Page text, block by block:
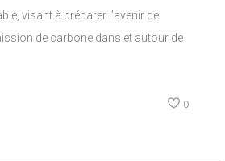
visant à préparer l’avenir de
de carbone dans et autour de
0